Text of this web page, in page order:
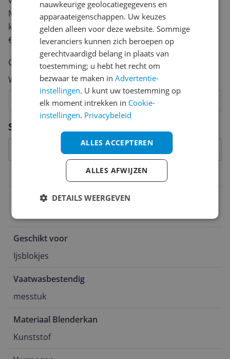
Specificaties
Belangrijkste kenmerken
bereidingen
Crushed ice
Geschikt voor
Ijsblokjes
Vaatwasbestendig
messtuk
Materiaal Blenderkan
Kunststof
Met jouw mening help je andere bezoekers een betere
keuze te maken én maak je iedere maand kans op
€250,-!
Klik hier voor de actievoorwaarden.
Cijfer
Welk cijfer geef jij dit product?
7
6
5
4
3
2
Vraag 1 van 4
nauwkeurige geolocatiegegevens en
apparaateigenschappen. Uw keuzes
gelden alleen voor deze website. Sommige
leveranciers kunnen zich beroepen op
gerechtvaardigd belang in plaats van
toestemming; u hebt het recht om
bezwaar te maken inAdvertentie-
instellingen. U kunt uw toestemming op
elk moment intrekken in Cookie-
instellingen. Privacybeleid
ALLES ACCEPTEREN
ALLES AFWIJZEN
DETAILS WEERGEVEN